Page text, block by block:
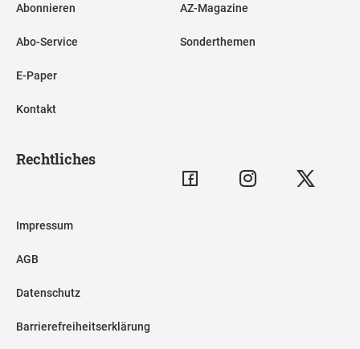
Abonnieren
Abo-Service
E-Paper
Kontakt
AZ-Magazine
Sonderthemen
Rechtliches
Impressum
AGB
Datenschutz
Barrierefreiheitserklärung